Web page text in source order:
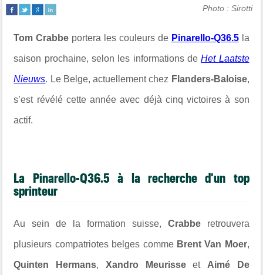
Photo : Sirotti
Tom Crabbe portera les couleurs de Pinarello-Q36.5la
saison prochaine, selon les informations deHet Laatste
Nieuws. Le Belge, actuellement chez Flanders-Baloise,
s’est révélé cette année avec déjà cinq victoires à son
actif.
La Pinarello-Q36.5 à la recherche d'un top
sprinteur
Au sein de la formation suisse, Crabbe retrouvera
plusieurs compatriotes belges comme Brent Van Moer,
Quinten Hermans, Xandro Meurisseet Aimé De